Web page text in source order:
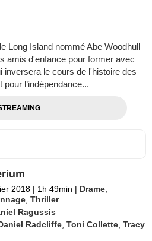
Long Island nommé Abe Woodhull
amis d'enfance pour former avec
inversera le cours de l'histoire des
l’indépendance...
2018 | 1h 49min | Drame
,Thriller
Ragussis
Radcliffe ,Toni Collette ,Tracy